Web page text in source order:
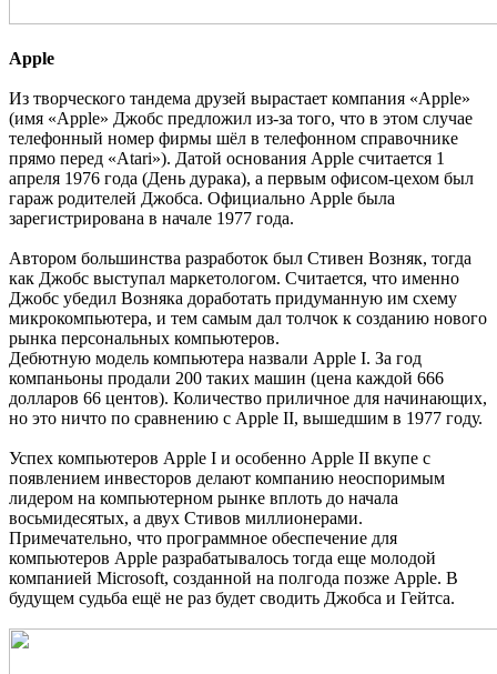
Apple
Из творческого тандема друзей вырастает компания «Apple»
(имя «Apple» Джобс предложил из-за того, что в этом случае
телефонный номер фирмы шёл в телефонном справочнике
прямо перед «Atari»). Датой основания Apple считается 1
апреля 1976 года (День дурака), а первым офисом-цехом был
гараж родителей Джобса. Официально Apple была
зарегистрирована в начале 1977 года.
Автором большинства разработок был Стивен Возняк, тогда
как Джобс выступал маркетологом. Считается, что именно
Джобс убедил Возняка доработать придуманную им схему
микрокомпьютера, и тем самым дал толчок к созданию нового
рынка персональных компьютеров.
Дебютную модель компьютера назвали Apple I. За год
компаньоны продали 200 таких машин (цена каждой 666
долларов 66 центов). Количество приличное для начинающих,
но это ничто по сравнению с Apple II, вышедшим в 1977 году.
Успех компьютеров Apple I и особенно Apple II вкупе с
появлением инвесторов делают компанию неоспоримым
лидером на компьютерном рынке вплоть до начала
восьмидесятых, а двух Стивов миллионерами.
Примечательно, что программное обеспечение для
компьютеров Apple разрабатывалось тогда еще молодой
компанией Microsoft, созданной на полгода позже Apple. В
будущем судьба ещё не раз будет сводить Джобса и Гейтса.